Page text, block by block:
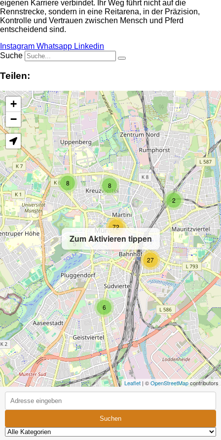
eigenen Karriere verbindet. Ihr Weg führt nicht auf die
Rennstrecke, sondern in eine Reitarena, in der Präzision,
Kontrolle und Vertrauen zwischen Mensch und Pferd
entscheidend sind.
Instagram Whatsapp Linkedin
Suche
Teilen:
Zum Aktivieren tippen
2
8
6
8
27
5
72
+
−
Leaflet | ©OpenStreetMapcontributors
Suchen